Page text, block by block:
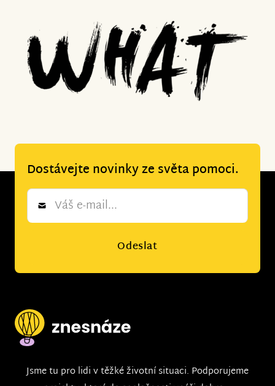
Dostávejte novinky ze světa pomoci.
Newsletter
Odeslat
Jsme tu pro lidi v těžké životní situaci. Podporujeme